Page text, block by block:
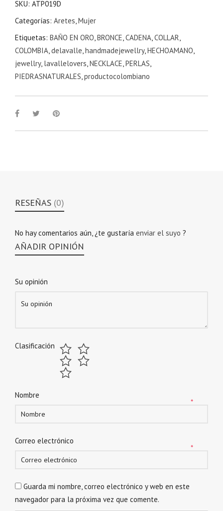
SKU: ATP019D
Categorías: Aretes,Mujer
Etiquetas: BAÑO EN ORO,BRONCE,CADENA,COLLAR,
COLOMBIA,delavalle,handmadejewellry,HECHOAMANO,
jewellry, lavallelovers,NECKLACE,PERLAS,
PIEDRASNATURALES,productocolombiano
RESEÑAS (0)
No hay comentarios aún, ¿te gustaría enviar el suyo ?
AÑADIR OPINIÓN
Su opinión
Clasificación
Nombre
*
Correo electrónico
*
Guarda mi nombre, correo electrónico y web en este
navegador para la próxima vez que comente.